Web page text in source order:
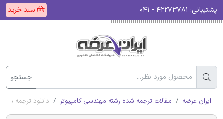
پشتیبانی: سبد خرید
جستجو
ایران عرضه مقالات ترجمه شده رشته مهندسی کامپیوتر دانلود ترجمه